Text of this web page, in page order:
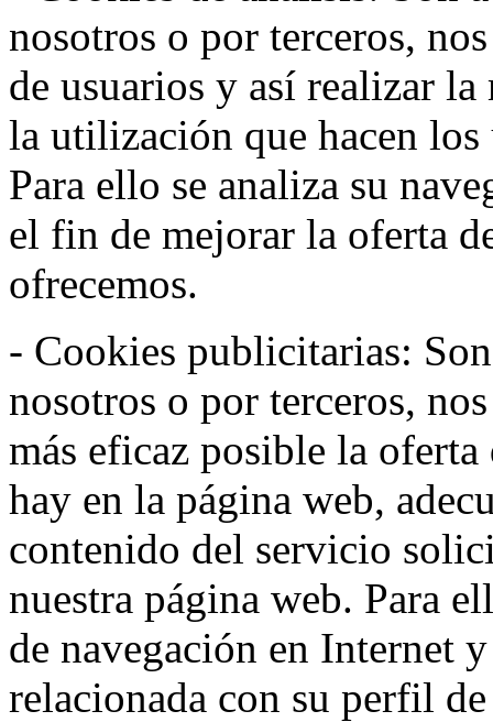
nosotros o por terceros,
de usuarios y así realizar
la utilización que hacen
Para ello se analiza su
el fin de mejorar la oferta
ofrecemos.
- Cookies publicitarias:
nosotros o por terceros,
más eficaz posible la
hay en la página web,
contenido del servicio
nuestra página web. Para
de navegación en Internet
relacionada con su perfil